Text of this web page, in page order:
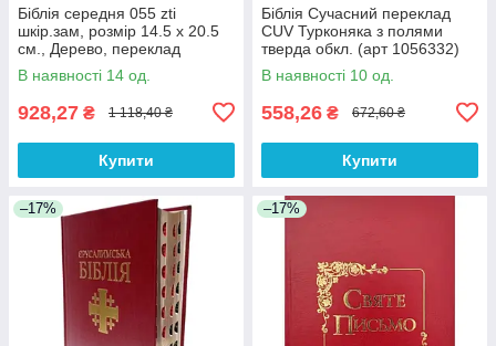
Біблія середня 055 zti
шкір.зам, розмір 14.5 х 20.5
см., Дерево, переклад
Огієнко (арт. 1015610)
В наявності 14 од.
928,27 ₴ 1 118,40 ₴
Купити
Біблія Сучасний переклад
CUV Турконяка з полями
тверда обкл. (арт 1056332)
Синя
В наявності 10 од.
558,26 ₴ 672,60 ₴
Купити
–17% –17%